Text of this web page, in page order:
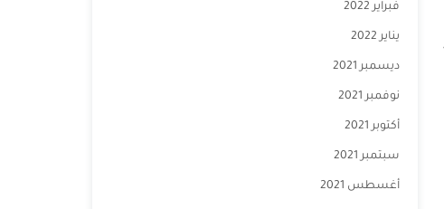
فبراير 2022
يناير 2022
ديسمبر 2021
نوفمبر 2021
أكتوبر 2021
سبتمبر 2021
أغسطس 2021